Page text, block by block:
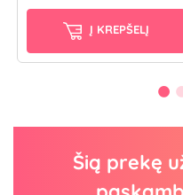
Į KREPŠELĮ
Šią prekę